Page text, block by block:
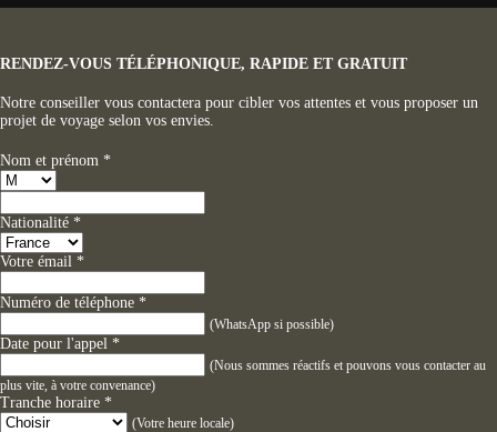
RENDEZ-VOUS TÉLÉPHONIQUE, RAPIDE ET GRATUIT
Notre conseiller vous contactera pour cibler vos attentes et vous proposer un
projet de voyage selon vos envies.
Nom et prénom *
Nationalité *
Votre émail *
Numéro de téléphone *
(WhatsApp si possible)
Date pour l'appel *
(Nous sommes réactifs et pouvons vous contacter au
plus vite, à votre convenance)
Tranche horaire *
(Votre heure locale)